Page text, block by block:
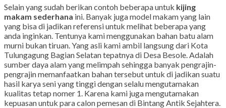
Selain yang sudah berikan contoh beberapa untuk kijing
makam sederhana ini. Banyak juga model makam yang lain
yang bisa di jadikan referensi untuk melihat beberapa yang
anda inginkan. Tentunya kami menggunakan bahan batu alam
murni bukan tiruan. Yang asli kami ambil langsung dari Kota
Tulungagung Bagian Selatan tepatnya di Desa Besole. Adalah
sumber daya alam yang melimpah sehingga banyak pengrajin-
pengrajin memanfaatkan bahan tersebut untuk di jadikan suatu
hasil karya seni yang tinggi dengan selalu mengutamakan
kualitas tetap nomer 1. Karena kami juga mengutamakan
kepuasan untuk para calon pemesan di Bintang Antik Sejahtera.